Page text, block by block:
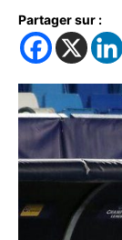
Partager sur :